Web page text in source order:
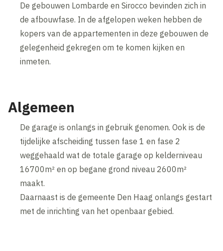
De gebouwen Lombarde en Sirocco bevinden zich in
de afbouwfase. In de afgelopen weken hebben de
kopers van de appartementen in deze gebouwen de
gelegenheid gekregen om te komen kijken en
inmeten.
Algemeen
De garage is onlangs in gebruik genomen. Ook is de
tijdelijke afscheiding tussen fase 1 en fase 2
weggehaald wat de totale garage op kelderniveau
16700m² en op begane grond niveau 2600m²
maakt.
Daarnaast is de gemeente Den Haag onlangs gestart
met de inrichting van het openbaar gebied.